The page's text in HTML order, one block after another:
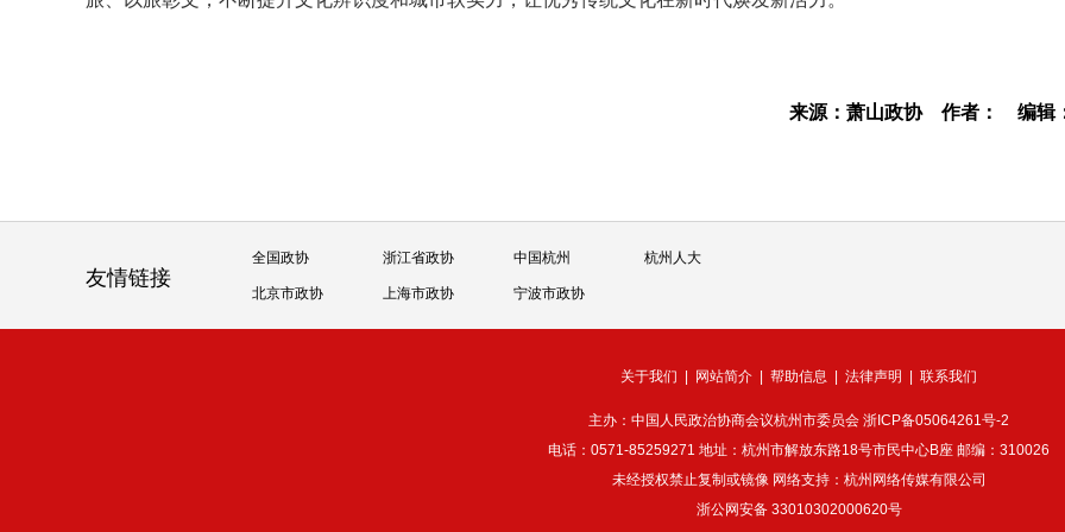
来源：萧山政协 作者： 编辑
友情链接
全国政协 浙江省政协 中国杭州 杭州人大
北京市政协 上海市政协 宁波市政协
关于我们 网站简介 帮助信息 法律声明 联系我们
主办：中国人民政治协商会议杭州市委员会 浙ICP备05064261号-2
电话：0571-85259271 地址：杭州市解放东路18号市民中心B座 邮编：310026
未经授权禁止复制或镜像 网络支持：杭州网络传媒有限公司
浙公网安备 33010302000620号